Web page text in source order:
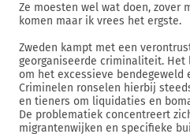
Ze moesten wel wat doen, zover
komen maar ik vrees het ergste.
Zweden kampt met een
georganiseerde criminaliteit. Het
om het excessieve
Criminelen ronselen hierbij
en tieners om liquidaties en
De problematiek concentreert
migrantenwijken en specifieke